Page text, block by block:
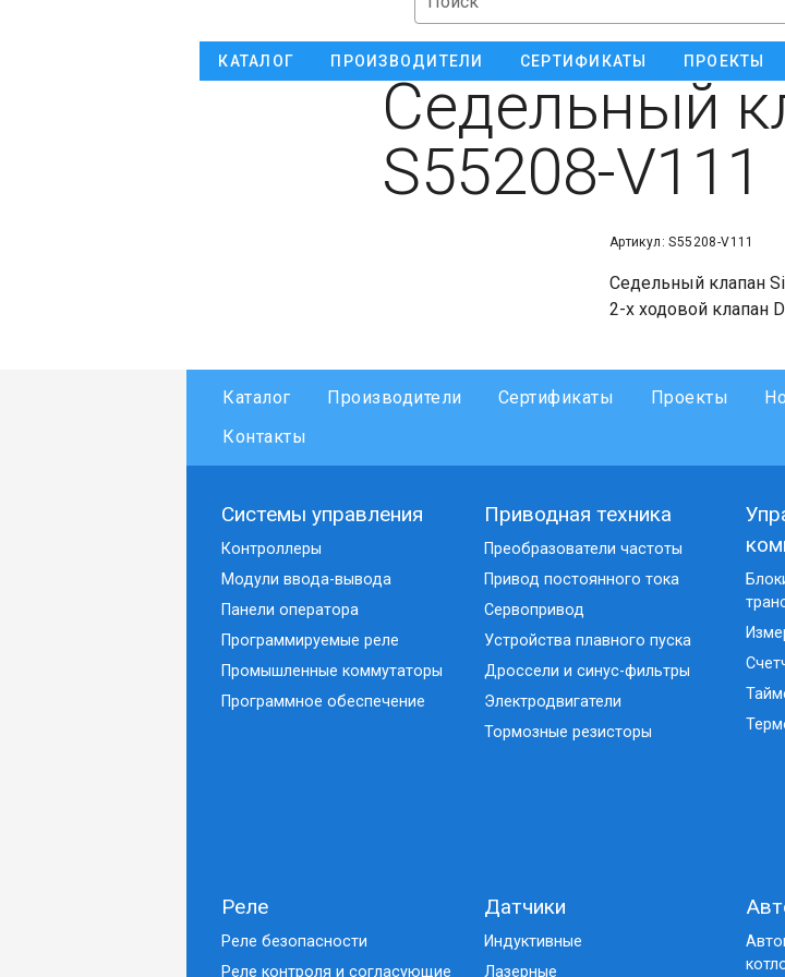
КАТАЛОГ ПРОИЗВОДИТЕЛИ СЕРТИФИКАТЫ ПРОЕКТЫ
Седельный
S55208-V111
Артикул: S55208-V111
Седельный клапан
2-х ходовой клапан
Каталог Производители Сертификаты Проекты
Контакты
Системы управления
Контроллеры
Модули ввода-вывода
Панели оператора
Программируемые реле
Промышленные коммутаторы
Программное обеспечение
Приводная техника
Преобразователи частоты
Привод постоянного тока
Сервопривод
Устройства плавного пуска
Дроссели и синус-фильтры
Электродвигатели
Тормозные резисторы
Реле
Реле безопасности
Реле контроля и согласующие
Датчики
Индуктивные
Лазерные